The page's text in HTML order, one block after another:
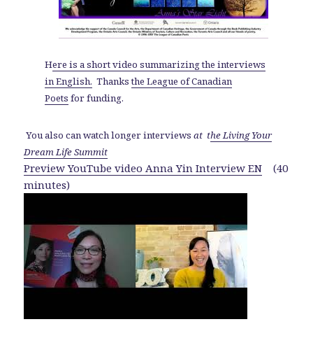
Here is a short video summarizing the interviews
in English. Thanksthe League of Canadian
Poets for funding.
You also can watch longer interviewsat the Living Your
Dream Life Summit
Preview YouTube video Anna Yin Interview EN (40
minutes)